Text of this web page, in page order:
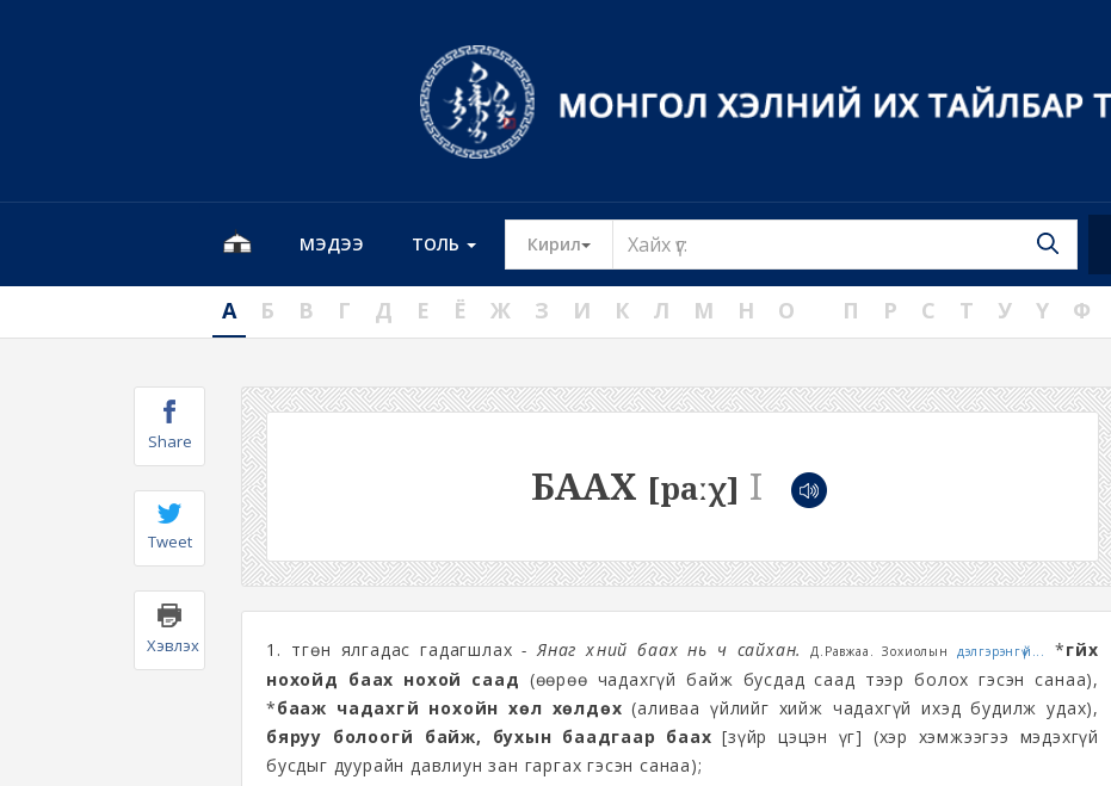
МЭДЭЭ ТОЛЬ Кирил Toggle Dropdown
А Б В Г Д Е Ё Ж З И К Л М Н О П Р С Т У Ү Ф
Share
Tweet
Хэвлэх
БААХ [paːχ] I
1. Өтгөн ялгадас гадагшлах - Янаг хүний баах нь ч сайхан. Д.Равжаа. Зохиолын дэлгэрэнгүй... *гүйх
нохойд баах нохой саад (өөрөө чадахгүй байж бусдад саад тээр болох гэсэн санаа),
*бааж чадахгүй нохойн хөл хөлдөх (аливаа үйлийг хийж чадахгүй ихэд будилж удах),
бяруу болоогүй байж, бухын баадгаар баах [зүйр цэцэн үг] (хэр хэмжээгээ мэдэхгүй
бусдыг дуурайн давлиун зан гаргах гэсэн санаа);